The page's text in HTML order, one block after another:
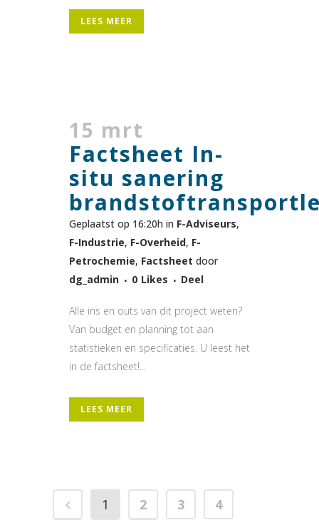
LEES MEER
15 mrt
Factsheet In-
situ sanering
Geplaatst op 16:20h in F-Adviseurs,
F-Industrie, F-Overheid, F-
Petrochemie, Factsheet door
dg_admin
0 Likes Deel
Alle ins en outs van dit project weten?
Van budget en planning tot aan
statistieken en specificaties. U leest het
in de factsheet!...
LEES MEER
1 2 3
4